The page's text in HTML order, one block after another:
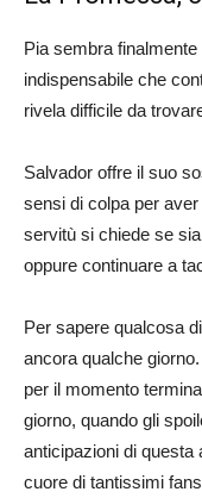
Pia sembra
indispensabile che
rivela difficile da
Salvador offre il suo
sensi di colpa per
servitù si chiede se
oppure continuare a
Per sapere qualcosa
ancora qualche
per il momento
giorno, quando gli
anticipazioni di questa
cuore di tantissimi